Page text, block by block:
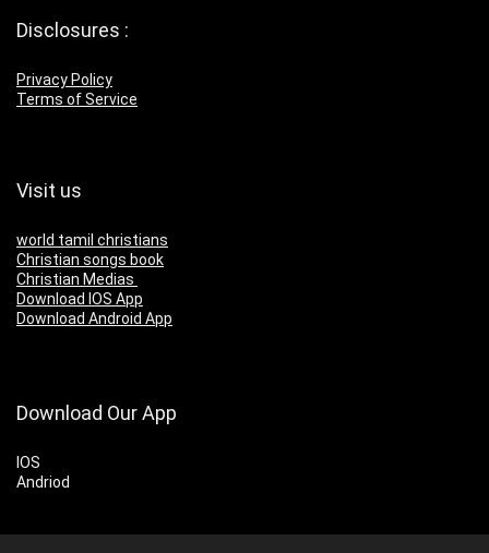
Disclosures :
Privacy Policy
Terms of Service
Visit us
world tamil christians
Christian songs book
Christian Medias
Download IOS App
Download Android App
Download Our App
IOS
Andriod